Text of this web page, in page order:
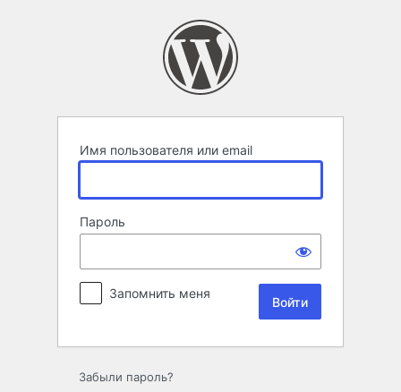
Имя пользователя или email
Пароль
Запомнить меня
Забыли пароль?